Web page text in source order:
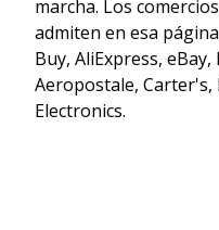
marcha. Los
admiten en esa
Buy, AliExpress,
Aeropostale,
Electronics.